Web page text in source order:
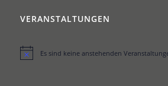
VERANSTALTUNGEN
HinweisEs sind keine anstehenden